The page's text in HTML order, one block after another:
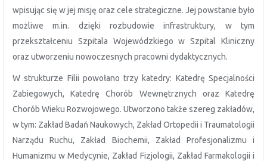
wpisując się w jej misję oraz cele strategiczne. Jej powstanie było
możliwe m.in. dzięki rozbudowie infrastruktury, w tym
przekształceniu Szpitala Wojewódzkiego w Szpital Kliniczny
oraz utworzeniu nowoczesnych pracowni dydaktycznych.
W strukturze Filii powołano trzy katedry: Katedrę Specjalności
Zabiegowych, Katedrę Chorób Wewnętrznych oraz Katedrę
Chorób Wieku Rozwojowego. Utworzono także szereg zakładów,
w tym: Zakład Badań Naukowych, Zakład Ortopedii i Traumatologii
Narządu Ruchu, Zakład Biochemii, Zakład Profesjonalizmu i
Humanizmu w Medycynie, Zakład Fizjologii, Zakład Farmakologii i